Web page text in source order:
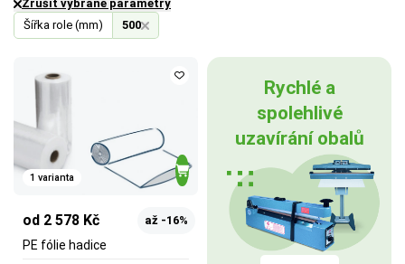
Šířka role (mm) 500
Zrušit vybrané parametry
1 varianta
od 2 578 Kč až -16%
PE fólie hadice
Rychlé a
spolehlivé
uzavírání obalů